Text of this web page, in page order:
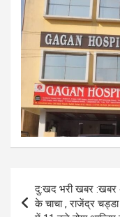
navigation
दु:खद भरी खबर :खबर
के चाचा , राजेंद्र